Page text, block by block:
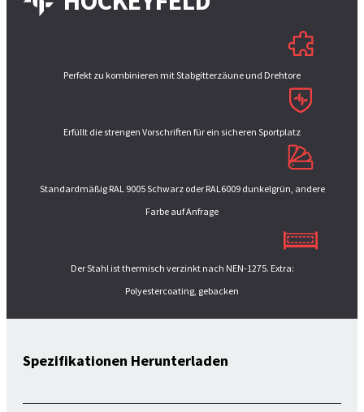
Perfekt zu kombinieren mit Stabgitterzäune und Drehtore
Erfüllt die strengen Vorschriften für ein sicheren Sportplatz
Standardmäßig RAL 9005 Schwarz oder RAL6009 dunkelgrün, andere
Farbe auf Anfrage
Der Stahl ist thermisch verzinkt nach NEN-1275. Extra:
Polyestercoating, gebacken
Spezifikationen Herunterladen